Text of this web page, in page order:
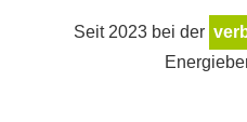
Seit 2023 bei der